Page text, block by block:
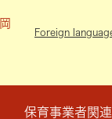
Foreign
保育事業者関連